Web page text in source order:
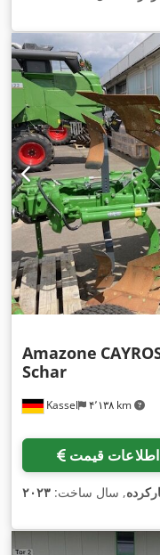
Kassel ۴٬۱۳۸ km
Amazone
Schar
اطلاعات قیمت
, سال ساخت: ۲۰۲۳